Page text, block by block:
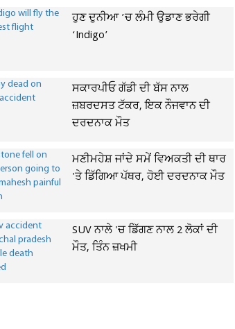
ਹੁਣ ਦੁਨੀਆ ’ਚ ਲੰਮੀ ਉਡਾਣ ਭਰੇਗੀ
‘Indigo’
ਸਕਾਰਪੀਓ ਗੱਡੀ ਦੀ ਬੱਸ ਨਾਲ
ਜ਼ਬਰਦਸਤ ਟੱਕਰ, ਇਕ ਨੌਜਵਾਨ ਦੀ
ਦਰਦਨਾਕ ਮੌਤ
ਮਣੀਮਹੇਸ਼ ਜਾਂਦੇ ਸਮੇਂ ਵਿਅਕਤੀ ਦੀ ਥਾਰ
'ਤੇ ਡਿੱਗਿਆ ਪੱਥਰ, ਹੋਈ ਦਰਦਨਾਕ ਮੌਤ
SUV ਨਾਲੇ 'ਚ ਡਿੱਗਣ ਨਾਲ 2 ਲੋਕਾਂ ਦੀ
ਮੌਤ, ਤਿੰਨ ਜ਼ਖਮੀ